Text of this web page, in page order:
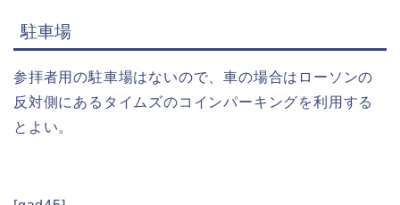
駐車場
参拝者用の駐車場はないので、車の場合はローソンの
反対側にあるタイムズのコインパーキングを利用する
とよい。